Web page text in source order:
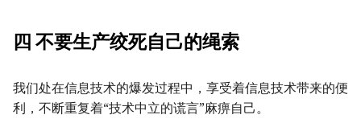
四 不要生产绞死自己的绳索
我们处在信息技术的爆发过程中，享受着信息技术带来的便
利，不断重复着“技术中立的谎言”麻痹自己。